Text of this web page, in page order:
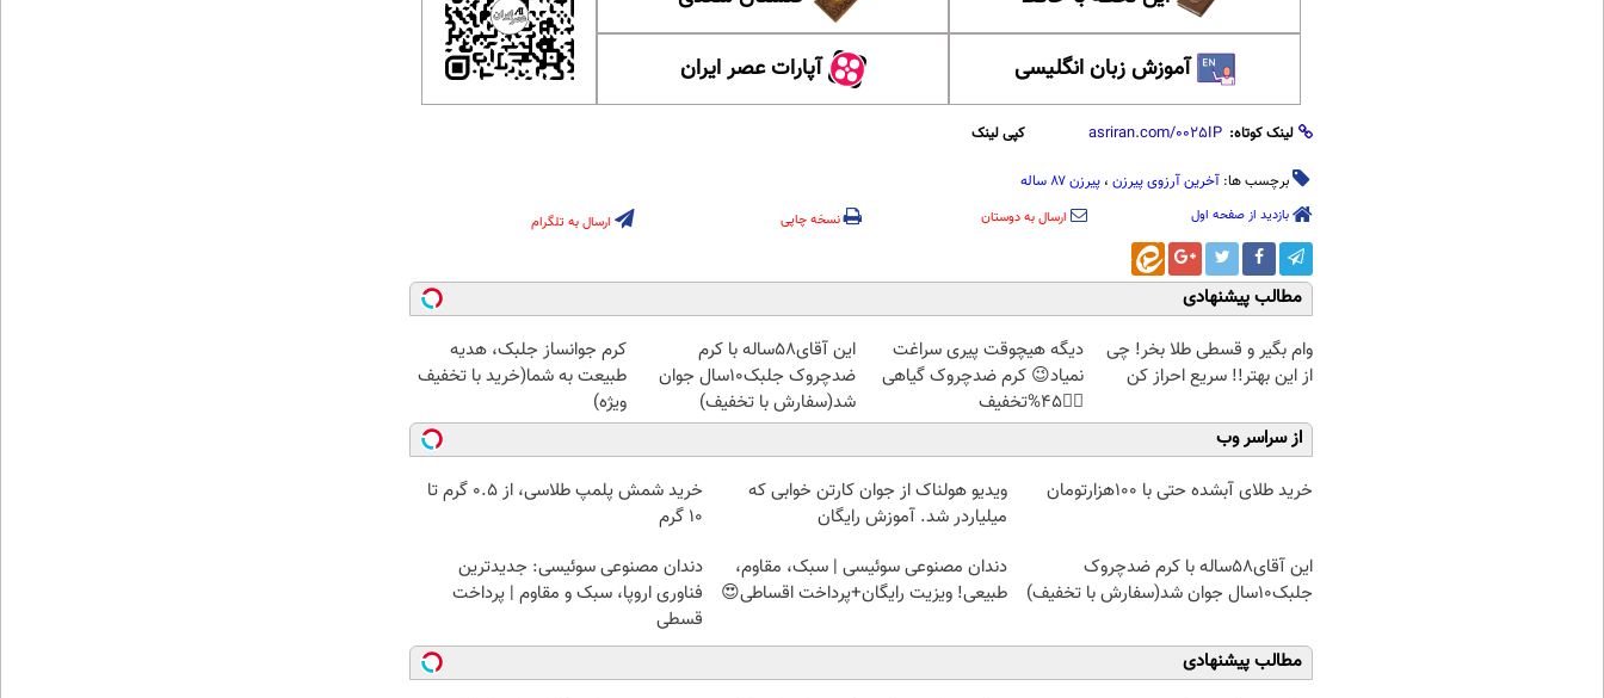
آموزش زبان انگلیسی آپارات عصر ایران
لینک کوتاه: کپی لینک
برچسب ها: آخرین‌ آرزوی پیرزن ، پیرزن ۸۷ ساله
بازدید از صفحه اول ارسال به دوستان نسخه چاپی ارسال به تلگرام
مطالب پیشنهادی
وام بگیر و قسطی طلا بخر! چی
از این بهتر!! سریع احراز کن
دیگه هیچوقت پیری سراغت
نمیاد😉 کرم ضدچروک گیاهی
👈🏻45%تخفیف
این آقای58ساله با کرم
ضدچروک جلبک10سال جوان
شد(سفارش با تخفیف)
کرم جوانساز جلبک، هدیه
طبیعت به شما(خرید با تخفیف
ویژه)
از سراسر وب
خرید طلای آبشده حتی با ۱۰۰هزارتومان
ویدیو هولناک از جوان کارتن خوابی که
میلیاردر شد. آموزش رایگان
خرید شمش پلمپ طلاسی، از ۰.۵ گرم تا
۱۰ گرم
این آقای58ساله با کرم ضدچروک
جلبک10سال جوان شد(سفارش با تخفیف)
دندان مصنوعی سوئیسی | سبک، مقاوم،
طبیعی! ویزیت رایگان+پرداخت اقساطی😍
دندان مصنوعی سوئیسی: جدیدترین
فناوری اروپا، سبک و مقاوم | پرداخت
قسطی
مطالب پیشنهادی